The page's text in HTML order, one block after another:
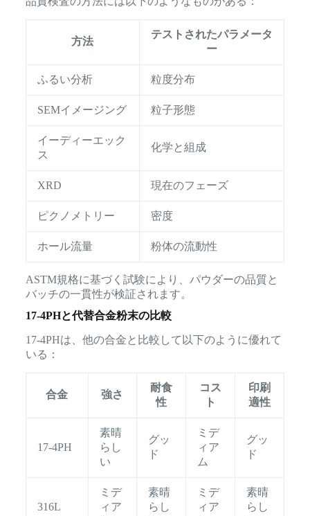
方法
テストされたパラメータ
ー
ふるい分析 粒度分布
SEMイメージング 粒子形態
イーディーエック
ス
化学と組成
XRD 現在のフェーズ
ピクノメトリー 密度
ホール流量 粉体の流動性
ASTM規格に基づく試験により、パウダーの品質と
バッチの一貫性が検証されます。
17-4PHと代替合金粉末の比較
17-4PHは、他の合金と比較して以下のように優れて
いる：
合金 強さ
耐食
性
コス
ト
印刷
適性
17-4PH
素晴
らし
い
グッ
ド
ミデ
ィア
ム
グッ
ド
316L
ミデ
ィア
素晴
らし
ミデ
ィア
素晴
らし